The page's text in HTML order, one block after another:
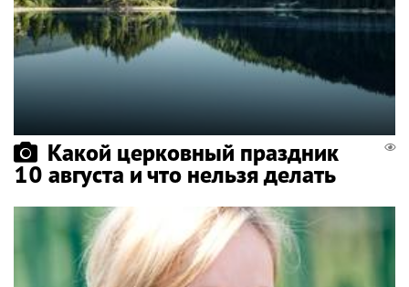
Какой церковный праздник
10 августа и что нельзя делать